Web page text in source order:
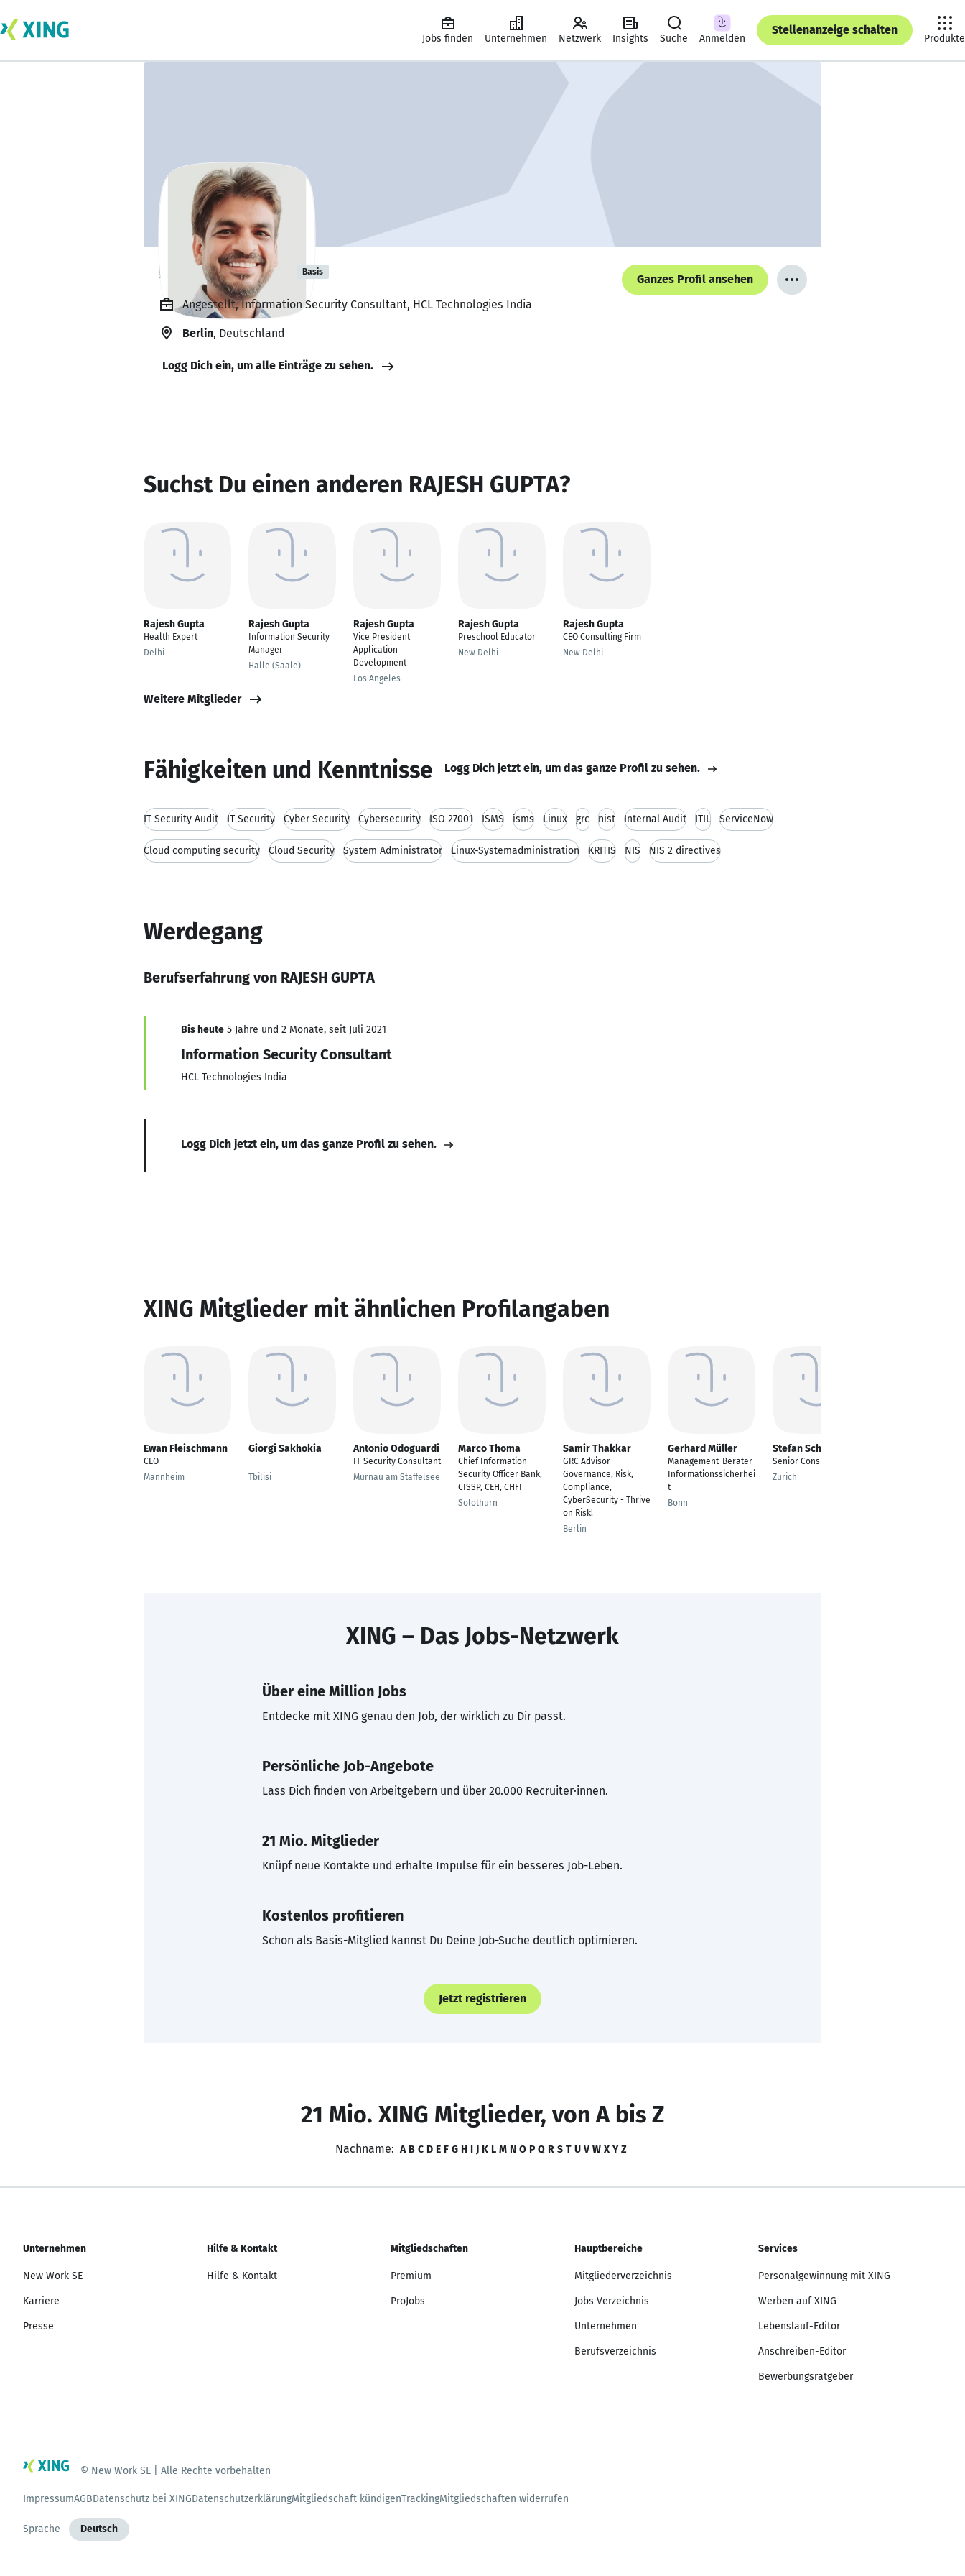
Jobs finden Unternehmen Netzwerk Insights Suche Anmelden
Stellenanzeige schalten
Produkte
RAJESH GUPTA Basis
Ganzes Profil ansehen
Angestellt, Information Security Consultant, HCL Technologies India
Berlin, Deutschland
Logg Dich ein, um alle Einträge zu sehen.
Suchst Du einen anderen RAJESH GUPTA?
Rajesh Gupta
Health Expert
Delhi
Rajesh Gupta
Information Security
Manager
Halle (Saale)
Rajesh Gupta
Vice President
Application
Development
Los Angeles
Rajesh Gupta
Preschool Educator
New Delhi
Rajesh Gupta
CEO Consulting Firm
New Delhi
Weitere Mitglieder
Fähigkeiten und Kenntnisse Logg Dich jetzt ein, um das ganze Profil zu sehen.
IT Security Audit IT Security Cyber Security Cybersecurity ISO 27001 ISMS isms Linux grc nist Internal Audit ITIL ServiceNow
Cloud computing security Cloud Security System Administrator Linux-Systemadministration KRITIS NIS NIS 2 directives
Werdegang
Berufserfahrung von RAJESH GUPTA
Bis heute 5 Jahre und 2 Monate, seit Juli 2021
Information Security Consultant
HCL Technologies India
Logg Dich jetzt ein, um das ganze Profil zu sehen.
XING Mitglieder mit ähnlichen Profilangaben
Ewan Fleischmann
CEO
Mannheim
Giorgi Sakhokia
---
Tbilisi
Antonio Odoguardi
IT-Security Consultant
Murnau am Staffelsee
Marco Thoma
Chief Information
Security Officer Bank,
CISSP, CEH, CHFI
Solothurn
Samir Thakkar
GRC Advisor-
Governance, Risk,
Compliance,
CyberSecurity - Thrive
on Risk!
Berlin
Gerhard Müller
Management-Berater
Informationssicherhei
t
Bonn
Stefan Schelling
Senior Consultant
Zürich
XING – Das Jobs-Netzwerk
Über eine Million Jobs
Entdecke mit XING genau den Job, der wirklich zu Dir passt.
Persönliche Job-Angebote
Lass Dich finden von Arbeitgebern und über 20.000 Recruiter·innen.
21 Mio. Mitglieder
Knüpf neue Kontakte und erhalte Impulse für ein besseres Job-Leben.
Kostenlos profitieren
Schon als Basis-Mitglied kannst Du Deine Job-Suche deutlich optimieren.
Jetzt registrieren
21 Mio. XING Mitglieder, von A bis Z
Nachname: A B C D E F G H I J K L M N O P Q R S T U V W X Y Z
Unternehmen
New Work SE
Karriere
Presse
Hilfe & Kontakt
Hilfe & Kontakt
Mitgliedschaften
Premium
ProJobs
Hauptbereiche
Mitgliederverzeichnis
Jobs Verzeichnis
Unternehmen
Berufsverzeichnis
Services
Personalgewinnung mit XING
Werben auf XING
Lebenslauf-Editor
Anschreiben-Editor
Bewerbungsratgeber
© New Work SE | Alle Rechte vorbehalten
ImpressumAGBDatenschutz bei XINGDatenschutzerklärungMitgliedschaft kündigenTrackingMitgliedschaften widerrufen
Sprache Deutsch